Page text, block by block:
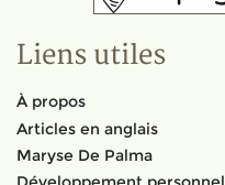
Liens utiles
À propos
Articles en anglais
Maryse De Palma